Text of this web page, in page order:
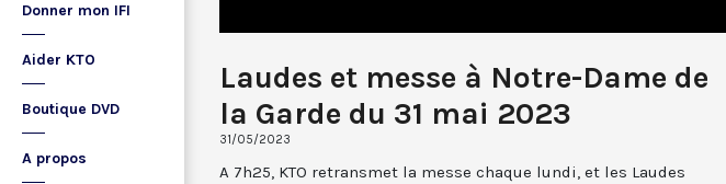
Donner mon IFI
Aider KTO
Boutique DVD
A propos
Laudes et messe à Notre-Dame de
la Garde du 31 mai 2023
31/05/2023
A 7h25, KTO retransmet la messe chaque lundi, et les Laudes